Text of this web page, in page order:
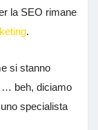
la SEO rimane
.
si stanno
… beh, diciamo
specialista